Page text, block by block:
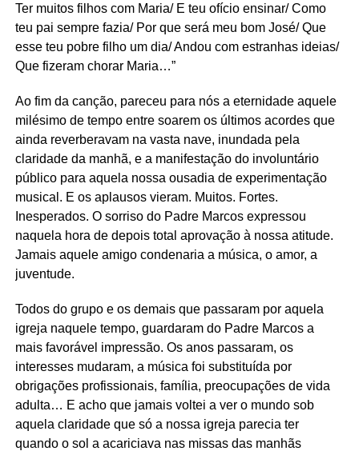
Ter muitos filhos com Maria/ E teu ofício ensinar/ Como
teu pai sempre fazia/ Por que será meu bom José/ Que
esse teu pobre filho um dia/ Andou com estranhas ideias/
Que fizeram chorar Maria…”
Ao fim da canção, pareceu para nós a eternidade aquele
milésimo de tempo entre soarem os últimos acordes que
ainda reverberavam na vasta nave, inundada pela
claridade da manhã, e a manifestação do involuntário
público para aquela nossa ousadia de experimentação
musical. E os aplausos vieram. Muitos. Fortes.
Inesperados. O sorriso do Padre Marcos expressou
naquela hora de depois total aprovação à nossa atitude.
Jamais aquele amigo condenaria a música, o amor, a
juventude.
Todos do grupo e os demais que passaram por aquela
igreja naquele tempo, guardaram do Padre Marcos a
mais favorável impressão. Os anos passaram, os
interesses mudaram, a música foi substituída por
obrigações profissionais, família, preocupações de vida
adulta… E acho que jamais voltei a ver o mundo sob
aquela claridade que só a nossa igreja parecia ter
quando o sol a acariciava nas missas das manhãs